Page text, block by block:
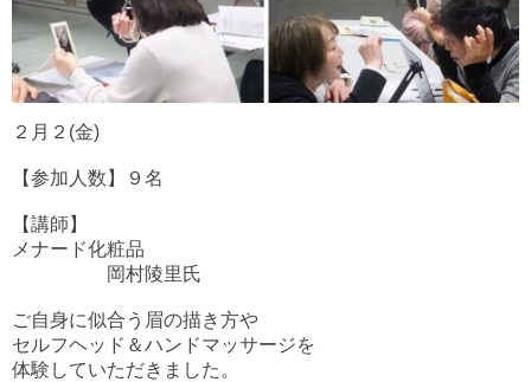
２月２(金)
【参加人数】９名
【講師】
メナード化粧品
岡村陵里氏
ご自身に似合う眉の描き方や
セルフヘッド＆ハンドマッサージを
体験していただきました。